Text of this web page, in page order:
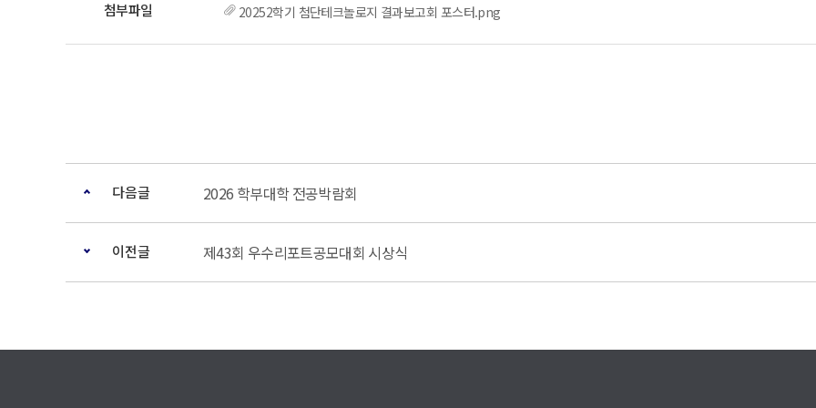
20252학기 첨단테크놀로지 결과보고회 포스터.png
다음글 2026 학부대학 전공박람회
이전글 제43회 우수리포트공모대회 시상식